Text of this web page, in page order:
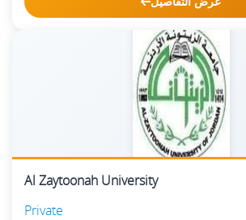
Al Zaytoonah University
Private